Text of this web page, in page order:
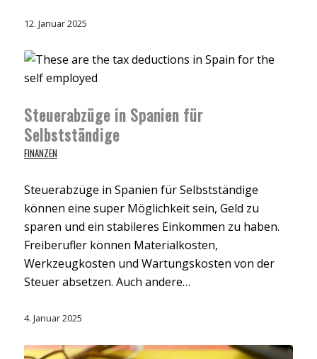
12. Januar 2025
Steuerabzüge in Spanien für
Selbstständige
FINANZEN
Steuerabzüge in Spanien für Selbstständige
können eine super Möglichkeit sein, Geld zu
sparen und ein stabileres Einkommen zu haben.
Freiberufler können Materialkosten,
Werkzeugkosten und Wartungskosten von der
Steuer absetzen. Auch andere…
4. Januar 2025